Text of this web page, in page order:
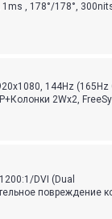
, 178°/178°,
144Hz
2Wx2,
DVI (Dual
повреждение